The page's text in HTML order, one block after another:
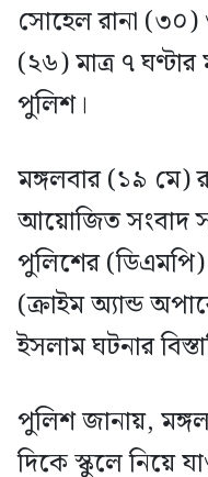
সোহেল রানা (৩০) ও
(২৬) মাত্র ৭ ঘণ্টার
পুলিশ।
মঙ্গলবার (১৯ মে)
আয়োজিত সংবাদ
পুলিশের
(ক্রাইম অ্যান্ড
ইসলাম ঘটনার
পুলিশ জানায়,
দিকে স্কুলে নিয়ে